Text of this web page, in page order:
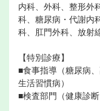
内科、外科、整形外
科、糖尿病・代謝内
科、肛門外科、放射
【特別診療】
■食事指導（糖尿病
生活習慣病）
■検査部門（健康診断